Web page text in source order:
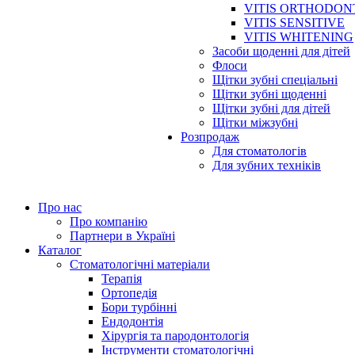
VITIS
VITIS SENSITIVE
VITIS WHITENING
Засоби щоденні для дітей
Флоси
Щітки зубні спеціальні
Щітки зубні щоденні
Щітки зубні для дітей
Щітки міжзубні
Розпродаж
Для стоматологів
Для зубних техніків
Про нас
Про компанію
Партнери в Україні
Каталог
Стоматологічні матеріали
Терапія
Ортопедія
Бори турбінні
Ендодонтія
Хірургія та пародонтологія
Інструменти стоматологічні